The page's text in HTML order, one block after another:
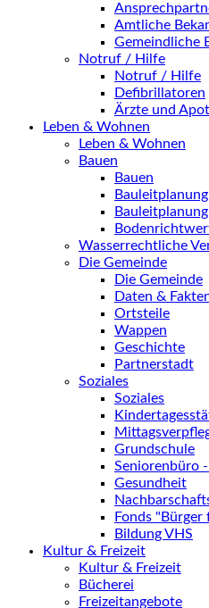
Amtliche
Gemeindliche
Notruf / Hilfe
Notruf / Hilfe
Defibrillatoren
Ärzte und
Leben & Wohnen
Leben & Wohnen
Bauen
Bauen
Wasserrechtliche
Die Gemeinde
Die Gemeinde
Daten &
Ortsteile
Wappen
Geschichte
Partnerstadt
Soziales
Soziales
Grundschule
Seniorenbüro
Gesundheit
Fonds "Bürger
Bildung VHS
Kultur & Freizeit
Kultur & Freizeit
Bücherei
Freizeitangebote